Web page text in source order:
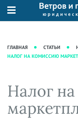
О нас
Рекомендации
Преимущества
фирмы
Кейсы
Юридические
Интеллектуальная
Налоговая
Сопровождение
Ведение
База знаний
практики"
Новости
Аудиоподкасты
Видеоподкасты
ГЛАВНАЯ СТАТЬИ
НАЛОГ НА КОМИССИЮ
Налог